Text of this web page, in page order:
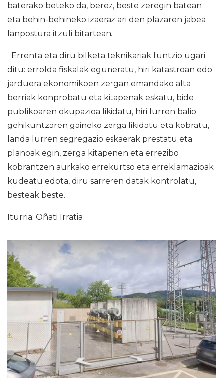
baterako beteko da, berez, beste zeregin batean
eta behin-behineko izaeraz ari den plazaren jabea
lanpostura itzuli bitartean.
Errenta eta diru bilketa teknikariak funtzio ugari
ditu: errolda fiskalak eguneratu, hiri katastroan edo
jarduera ekonomikoen zergan emandako alta
berriak konprobatu eta kitapenak eskatu, bide
publikoaren okupazioa likidatu, hiri lurren balio
gehikuntzaren gaineko zerga likidatu eta kobratu,
landa lurren segregazio eskaerak prestatu eta
planoak egin, zerga kitapenen eta errezibo
kobrantzen aurkako errekurtso eta erreklamazioak
kudeatu edota, diru sarreren datak kontrolatu,
besteak beste.
Iturria: Oñati Irratia